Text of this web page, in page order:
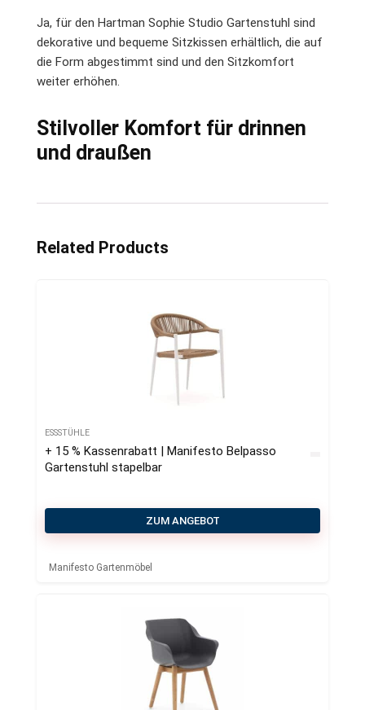
Ja, für den Hartman Sophie Studio Gartenstuhl sind
dekorative und bequeme Sitzkissen erhältlich, die auf
die Form abgestimmt sind und den Sitzkomfort
weiter erhöhen.
Stilvoller Komfort für drinnen
und draußen
Related Products
ESSSTÜHLE
+ 15 % Kassenrabatt | Manifesto Belpasso
Gartenstuhl stapelbar
ZUM ANGEBOT
Manifesto Gartenmöbel